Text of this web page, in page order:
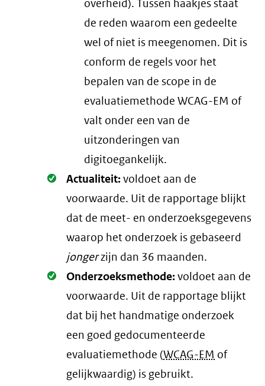
overheid). Tussen haakjes staat
de reden waarom een gedeelte
wel of niet is meegenomen. Dit is
conform de regels voor het
bepalen van de scope in de
evaluatiemethode WCAG-EM of
valt onder een van de
uitzonderingen van
digitoegankelijk.
Oké.
Actualiteit:voldoet aan de
voorwaarde. Uit de rapportage blijkt
dat de meet- en onderzoeksgegevens
waarop het onderzoek is gebaseerd
jongerzijn dan 36 maanden.
Oké.
Onderzoeksmethode:voldoet aan de
voorwaarde. Uit de rapportage blijkt
dat bij het handmatige onderzoek
een goed gedocumenteerde
evaluatiemethode (WCAG-EM of
gelijkwaardig) is gebruikt.